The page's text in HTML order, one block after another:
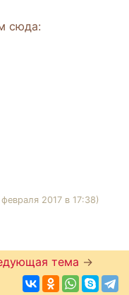
сюда:
2017 в 17:38)
тема →